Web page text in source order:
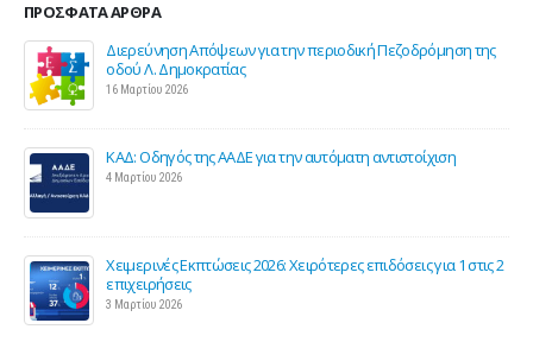
ΠΡΌΣΦΑΤΑ ΆΡΘΡΑ
2
Σε λειτουργία το νέο Helpdesk της ΕΣΕΕ με κορυφαίους
επιστήμονες για την υποστήριξη των εμπορικών
επιχειρήσεων
Παράταση της υποχρεωτικής έναρξης της ηλεκτρονικής
τιμολόγησης
Προς μείωση της προκαταβολής φόρου για επαγγελματίες
και επιχειρήσεις
25 Φεβρουαρίου 2026